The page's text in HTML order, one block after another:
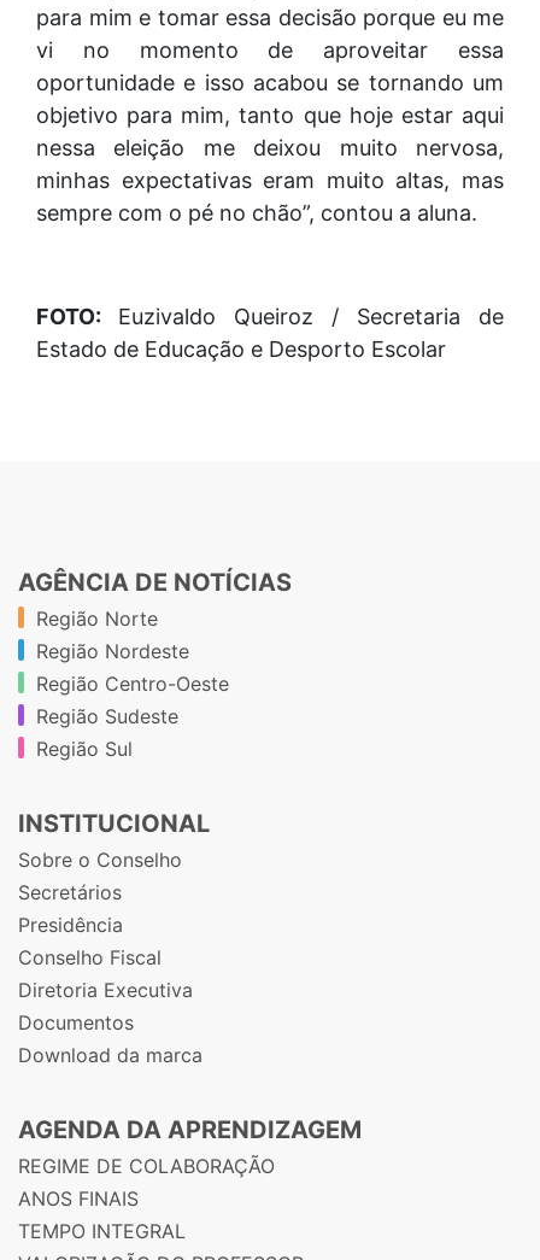
para mim e tomar essa decisão porque eu me
vi no momento de aproveitar essa
oportunidade e isso acabou se tornando um
objetivo para mim, tanto que hoje estar aqui
nessa eleição me deixou muito nervosa,
minhas expectativas eram muito altas, mas
sempre com o pé no chão”, contou a aluna.
FOTO: Euzivaldo Queiroz / Secretaria de
Estado de Educação e Desporto Escolar
AGÊNCIA DE NOTÍCIAS
Região Norte
Região Nordeste
Região Centro-Oeste
Região Sudeste
Região Sul
INSTITUCIONAL
Sobre o Conselho
Secretários
Presidência
Conselho Fiscal
Diretoria Executiva
Documentos
Download da marca
AGENDA DA APRENDIZAGEM
REGIME DE COLABORAÇÃO
ANOS FINAIS
TEMPO INTEGRAL